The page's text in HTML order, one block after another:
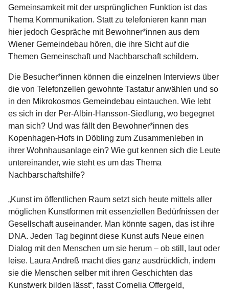
Gemeinsamkeit mit der ursprünglichen Funktion ist das
Thema Kommunikation. Statt zu telefonieren kann man
hier jedoch Gespräche mit Bewohner*innen aus dem
Wiener Gemeindebau hören, die ihre Sicht auf die
Themen Gemeinschaft und Nachbarschaft schildern.
Die Besucher*innen können die einzelnen Interviews über
die von Telefonzellen gewohnte Tastatur anwählen und so
in den Mikrokosmos Gemeindebau eintauchen. Wie lebt
es sich in der Per-Albin-Hansson-Siedlung, wo begegnet
man sich? Und was fällt den Bewohner*innen des
Kopenhagen-Hofs in Döbling zum Zusammenleben in
ihrer Wohnhausanlage ein? Wie gut kennen sich die Leute
untereinander, wie steht es um das Thema
Nachbarschaftshilfe?
„Kunst im öffentlichen Raum setzt sich heute mittels aller
möglichen Kunstformen mit essenziellen Bedürfnissen der
Gesellschaft auseinander. Man könnte sagen, das ist ihre
DNA. Jeden Tag beginnt diese Kunst aufs Neue einen
Dialog mit den Menschen um sie herum – ob still, laut oder
leise. Laura Andreß macht dies ganz ausdrücklich, indem
sie die Menschen selber mit ihren Geschichten das
Kunstwerk bilden lässt“, fasst Cornelia Offergeld,